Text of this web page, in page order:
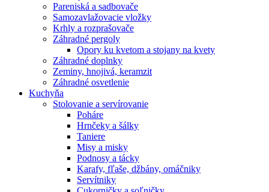
Pareniská a sadbovače
Samozavlažovacie vložky
Krhly a rozprašovače
Záhradné pergoly
Opory ku kvetom a stojany na kvety
Záhradné doplnky
Zeminy, hnojivá, keramzit
Záhradné osvetlenie
Kuchyňa
Stolovanie a servírovanie
Poháre
Hrnčeky a šálky
Taniere
Misy a misky
Podnosy a tácky
Karafy, fľaše, džbány, omáčniky
Servítniky